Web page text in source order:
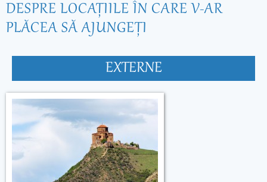
DESPRE LOCAŢIILE ÎN CARE V-AR
PLĂCEA SĂ AJUNGEŢI
EXTERNE